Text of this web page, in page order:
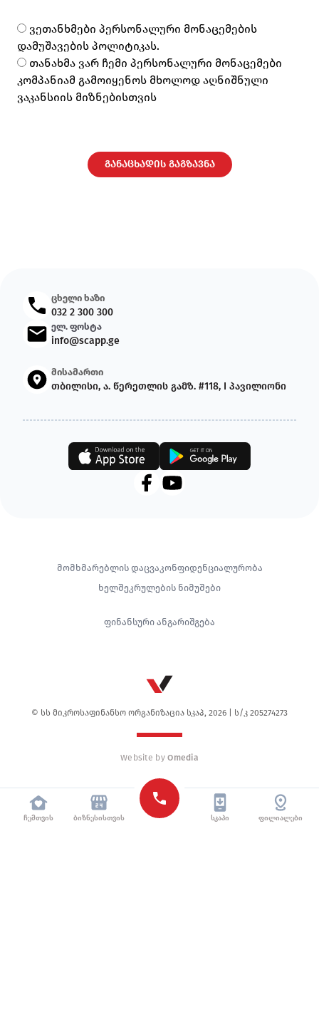
ვეთანხმები პერსონალური მონაცემების
დამუშავების პოლიტიკას.
თანახმა ვარ ჩემი პერსონალური მონაცემები
კომპანიამ გამოიყენოს მხოლოდ აღნიშნული
ვაკანსიის მიზნებისთვის
მომხმარებლის დაცვა კონფიდენციალურობა
ხელშეკრულების ნიმუშები
ფინანსური ანგარიშგება
ცხელი ხაზი
032 2 300 300
ელ. ფოსტა
info@scapp.ge
მისამართი
თბილისი, ა. წერეთლის გამზ. #118, I პავილიონი
© სს მიკროსაფინანსო ორგანიზაცია სკაპ, 2026 | ს/კ 205274273
Website byOmedia
Mobile
StickyᲩემთვის Ბიზნესისთვის Სკაპი Ფილიალები